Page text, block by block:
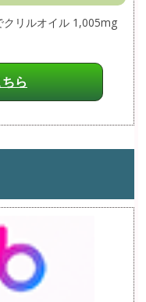
クリルオイル 1,005mg
ら